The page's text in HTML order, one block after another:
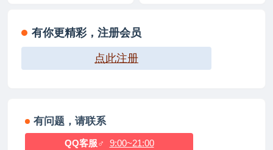
有你更精彩，注册会员
点此注册
有问题，请联系
QQ客服♂ 9:00~21:00